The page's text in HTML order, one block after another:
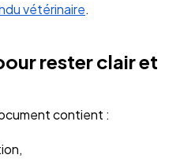
vétérinaire.
rester clair et
contient :